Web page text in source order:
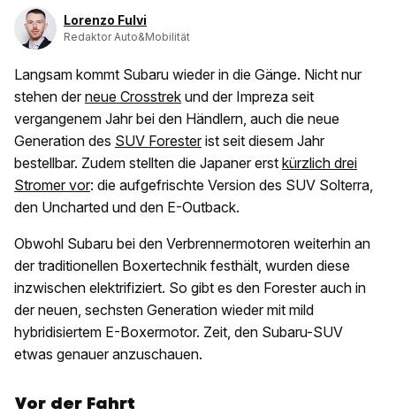
Lorenzo Fulvi
Redaktor Auto&Mobilität
Langsam kommt Subaru wieder in die Gänge. Nicht nur
stehen der neue Crosstrek und der Impreza seit
vergangenem Jahr bei den Händlern, auch die neue
Generation des SUV Forester ist seit diesem Jahr
bestellbar. Zudem stellten die Japaner erst kürzlich drei
Stromer vor: die aufgefrischte Version des SUV Solterra,
den Uncharted und den E-Outback.
Obwohl Subaru bei den Verbrennermotoren weiterhin an
der traditionellen Boxertechnik festhält, wurden diese
inzwischen elektrifiziert. So gibt es den Forester auch in
der neuen, sechsten Generation wieder mit mild
hybridisiertem E-Boxermotor. Zeit, den Subaru-SUV
etwas genauer anzuschauen.
Vor der Fahrt